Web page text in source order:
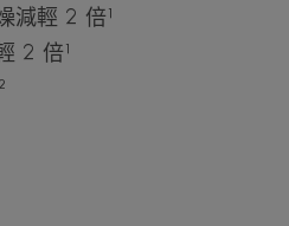
兩次，持續 7 天。
月，55 名受試者，降低了嚴重乾燥症
減輕 2 倍¹
2 倍¹